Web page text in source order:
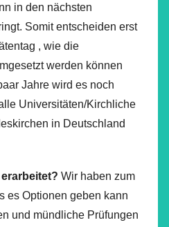
in den nächsten
Somit entscheiden erst
, wie die
werden können
Jahre wird es noch
Universitäten/Kirchliche
in Deutschland
Wir haben zum
es Optionen geben kann
und mündliche Prüfungen